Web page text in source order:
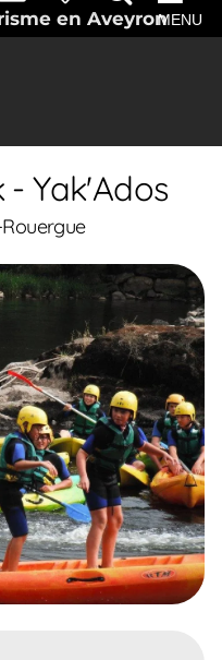
en AveyronMENU
Yak'Ados